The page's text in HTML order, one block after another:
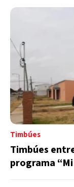
Timbúes
Timbúes
programa